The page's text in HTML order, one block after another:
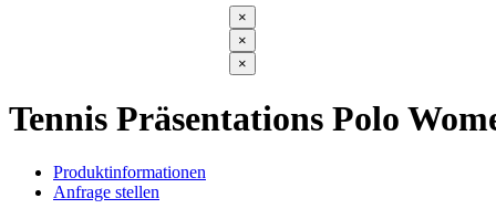
×
×
×
Tennis Präsentations Polo
Produktinformationen
Anfrage stellen